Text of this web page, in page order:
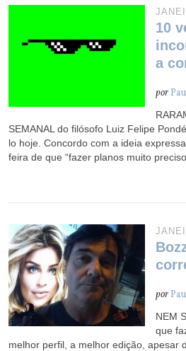
10
a
por
SEMANAL do filósofo Luiz Felipe
lo hoje. Concordo com a ideia
feira de que “fazer planos muito
por
NEM
que
melhor perfil, a melhor edição, apesar